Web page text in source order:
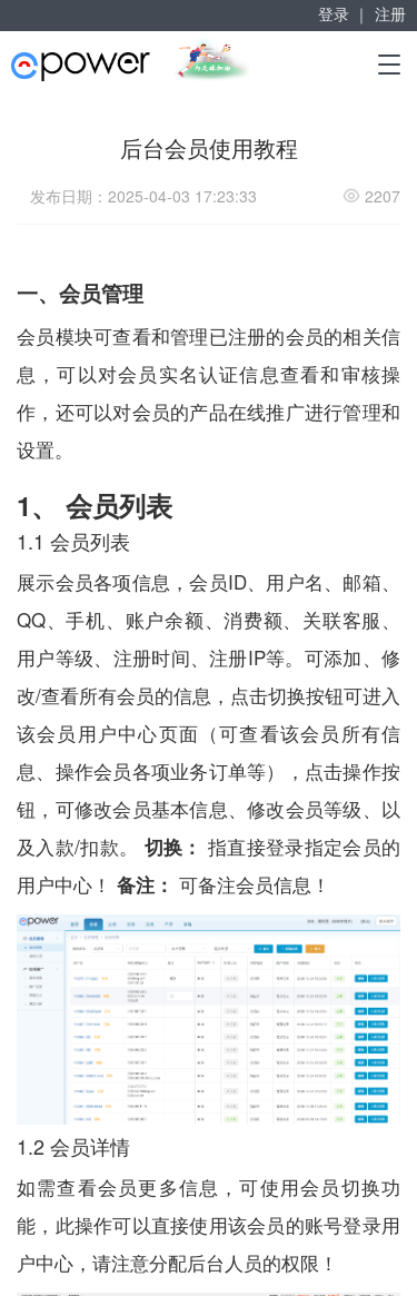
T
n
t
o
n
赋能“大众创业”
掘金万亿企业服务市场！
登录 ｜ 注册
后台会员使用教程
发布日期：2025-04-03 17:23:33 2207
一、会员管理
会员模块可查看和管理已注册的会员的相关信
息，可以对会员实名认证信息查看和审核操
作，还可以对会员的产品在线推广进行管理和
设置。
1、 会员列表
1.1 会员列表
展示会员各项信息，会员ID、用户名、邮箱、
QQ、手机、账户余额、消费额、关联客服、
用户等级、注册时间、注册IP等。可添加、修
改/查看所有会员的信息，点击切换按钮可进入
该会员用户中心页面（可查看该会员所有信
息、操作会员各项业务订单等），点击操作按
钮，可修改会员基本信息、修改会员等级、以
及入款/扣款。 切换： 指直接登录指定会员的
用户中心！ 备注： 可备注会员信息！
1.2 会员详情
如需查看会员更多信息，可使用会员切换功
能，此操作可以直接使用该会员的账号登录用
户中心，请注意分配后台人员的权限！